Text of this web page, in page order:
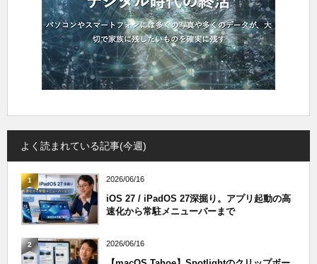
よく読まれている記事(今週)
1 2026/06/16
iOS 27 / iPadOS 27深掘り。アプリ起動の高
速化から常駐メニューバーまで
2 2026/06/16